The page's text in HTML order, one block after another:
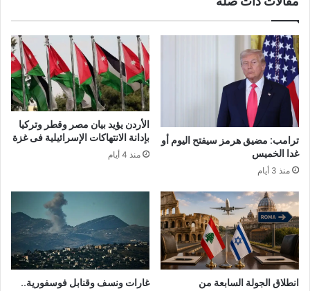
ترامب: مضيق هرمز سيفتح اليوم أو
غدا الخميس
منذ 3 أيام
الأردن يؤيد بيان مصر وقطر وتركيا
بإدانة الانتهاكات الإسرائيلية فى غزة
منذ 4 أيام
انطلاق الجولة السابعة من
غارات ونسف وقنابل فوسفورية..